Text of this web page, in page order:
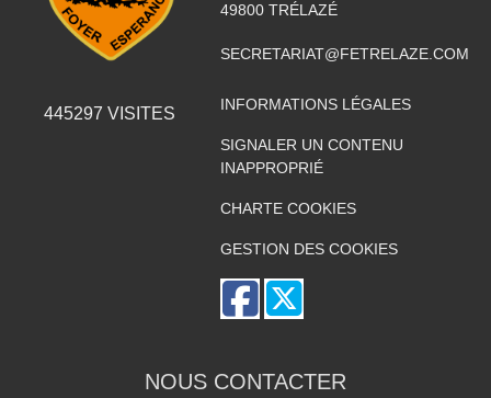
445297 VISITES
49800 TRÉLAZÉ
SECRETARIAT@FETRELAZE.COM
INFORMATIONS LÉGALES
SIGNALER UN CONTENU
INAPPROPRIÉ
CHARTE COOKIES
GESTION DES COOKIES
NOUS CONTACTER